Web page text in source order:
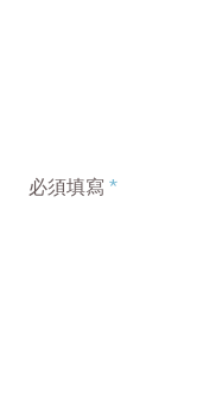
必須填寫 *